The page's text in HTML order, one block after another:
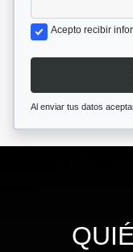
Acepto recibir
Al enviar tus datos